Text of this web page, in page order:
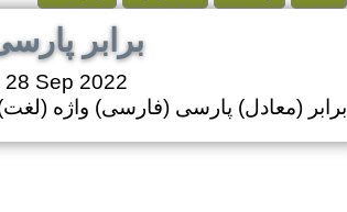
برابر
Sep 2022
برابر (معادل) پارسی (فارسی) واژه